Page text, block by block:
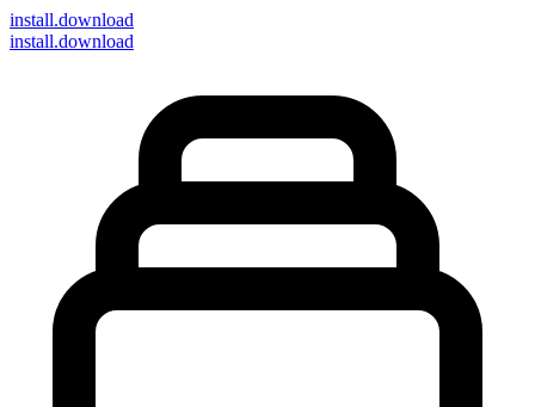
install.download
install.download